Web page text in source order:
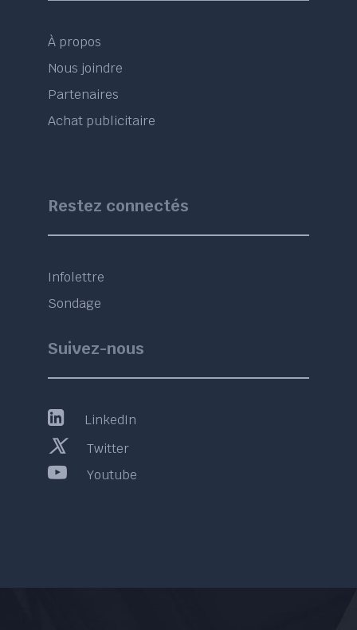
À propos
Nous joindre
Partenaires
Achat publicitaire
Restez connectés
Infolettre
Sondage
Suivez-nous
LinkedIn
Twitter
Youtube